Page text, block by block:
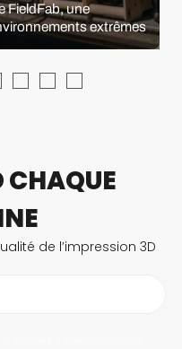
FieldFab, une
extrêmes
CHAQUE
de l’impression 3D